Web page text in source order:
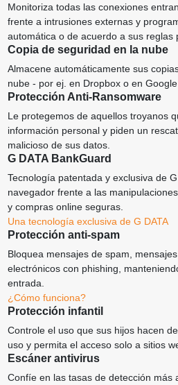
Monitoriza todas las conexiones
frente a intrusiones externas y
automática o de acuerdo a sus reglas
Copia de seguridad en la nube
Almacene automáticamente sus
nube - por ej. en Dropbox o en Google
Protección Anti-Ransomware
Le protegemos de aquellos troyanos
información personal y piden un
malicioso de sus datos.
G DATA BankGuard
Tecnología patentada y exclusiva de
navegador frente a las
y compras online seguras.
Una tecnología exclusiva de G DATA
Protección anti-spam
Bloquea mensajes de spam,
electrónicos con phishing,
entrada.
¿Cómo funciona?
Protección infantil
Controle el uso que sus hijos hacen
uso y permita el acceso solo a sitios
Escáner antivirus
Confíe en las tasas de detección más